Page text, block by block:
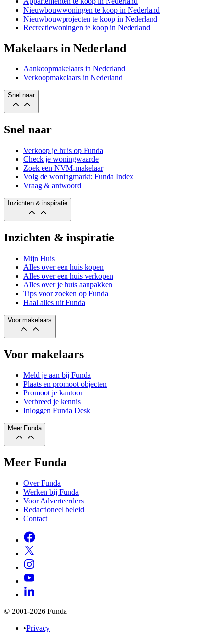
Nieuwbouwwoningen te koop in Nederland
Nieuwbouwprojecten te koop in Nederland
Recreatiewoningen te koop in Nederland
Makelaars in Nederland
Aankoopmakelaars in Nederland
Verkoopmakelaars in Nederland
Snel naar
Snel naar
Verkoop je huis op Funda
Check je woningwaarde
Zoek een NVM-makelaar
Volg de woningmarkt: Funda Index
Vraag & antwoord
Inzichten & inspiratie
Inzichten & inspiratie
Mijn Huis
Alles over een huis kopen
Alles over een huis verkopen
Alles over je huis aanpakken
Tips voor zoeken op Funda
Haal alles uit Funda
Voor makelaars
Voor makelaars
Meld je aan bij Funda
Plaats en promoot objecten
Promoot je kantoor
Verbreed je kennis
Inloggen Funda Desk
Meer Funda
Meer Funda
Over Funda
Werken bij Funda
Voor Adverteerders
Redactioneel beleid
Contact
© 2001-2026 Funda
•Privacy